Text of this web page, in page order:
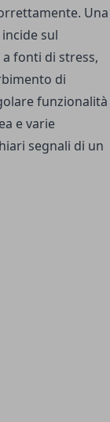
Una
sul
fonti di stress,
di
funzionalità
e varie
segnali di un